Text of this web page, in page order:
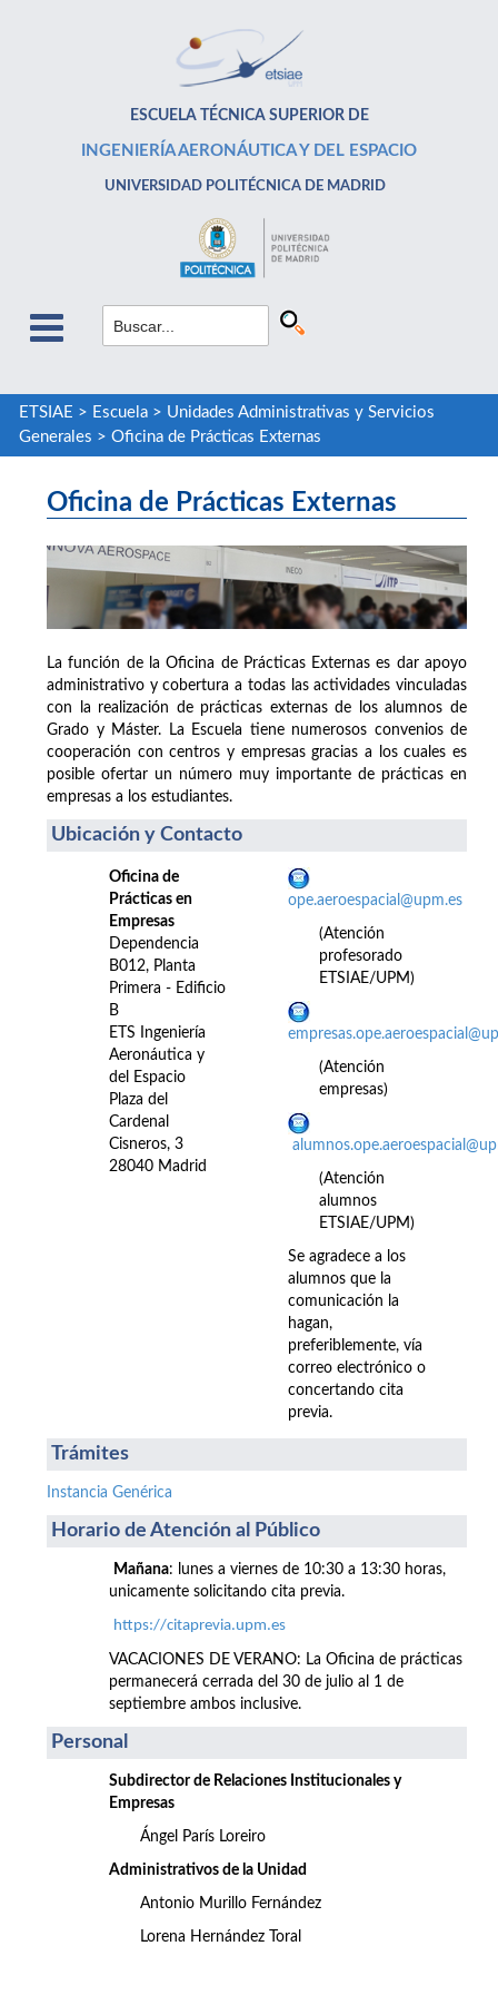
ESCUELA TÉCNICA SUPERIOR DE
INGENIERÍA AERONÁUTICA Y DEL ESPACIO
UNIVERSIDAD POLITÉCNICA DE MADRID
ETSIAE > Escuela> Unidades Administrativas y Servicios
Generales > Oficina de Prácticas Externas
Oficina de Prácticas Externas
La función de la Oficina de Prácticas Externas es dar apoyo
administrativo y cobertura a todas las actividades vinculadas
con la realización de prácticas externas de los alumnos de
Grado y Máster. La Escuela tiene numerosos convenios de
cooperación con centros y empresas gracias a los cuales es
posible ofertar un número muy importante de prácticas en
empresas a los estudiantes.
Ubicación y Contacto
Oficina de
Prácticas en
Empresas
Dependencia
B012, Planta
Primera - Edificio
B
ETS Ingeniería
Aeronáutica y
del Espacio
Plaza del
Cardenal
Cisneros, 3
28040 Madrid
ope.aeroespacial@upm.es
(Atención
profesorado
ETSIAE/UPM)
(Atención
empresas)
(Atención
alumnos
ETSIAE/UPM)
Se agradece a los
alumnos que la
comunicación la
hagan,
preferiblemente, vía
correo electrónico o
concertando cita
previa.
Trámites
Instancia Genérica
Horario de Atención al Público
Mañana: lunes a viernes de 10:30 a 13:30 horas,
unicamente solicitando cita previa.
https://citaprevia.upm.es
VACACIONES DE VERANO: La Oficina de prácticas
permanecerá cerrada del 30 de julio al 1 de
septiembre ambos inclusive.
Personal
Subdirector de Relaciones Institucionales y
Empresas
Ángel París Loreiro
Administrativos de la Unidad
Antonio Murillo Fernández
Lorena Hernández Toral